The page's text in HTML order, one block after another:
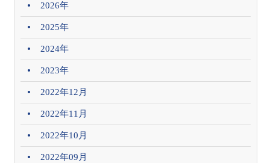
2026年
2025年
2024年
2023年
2022年12月
2022年11月
2022年10月
2022年09月